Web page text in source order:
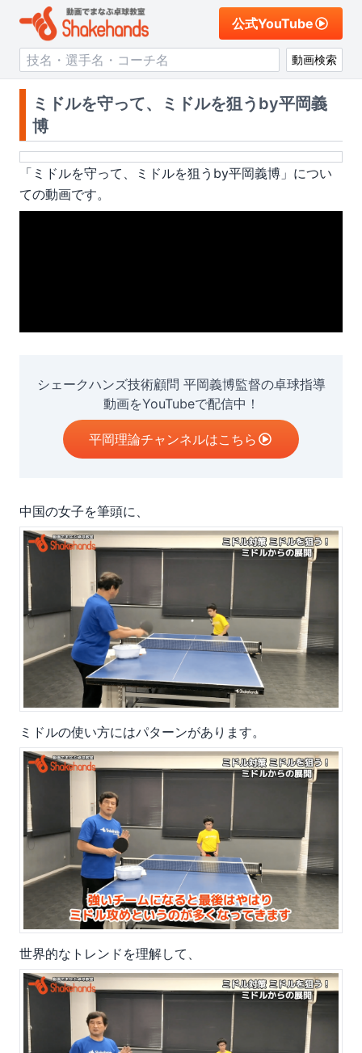
公式YouTube
動画検索
ミドルを守って、ミドルを狙うby平岡義
博
「 ミドルを守って、ミドルを狙うby平岡義博 」につい
ての動画です。
シェークハンズ技術顧問 平岡義博監督の卓球指導
動画をYouTubeで配信中！
平岡理論チャンネルはこちら
中国の女子を筆頭に、
ミドルの使い方にはパターンがあります。
世界的なトレンドを理解して、